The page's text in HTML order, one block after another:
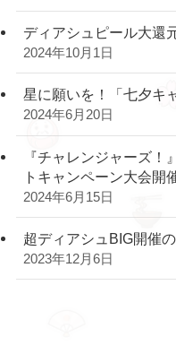
ディアシュピール大還
2024年10月1日
星に願いを！「七夕キ
2024年6月20日
『チャレンジャーズ！
トキャンペーン大会開
2024年6月15日
超ディアシュBIG開催
2023年12月6日